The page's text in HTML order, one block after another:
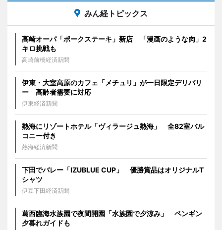
みん経トピックス
高崎オーパ「ポークステーキ」新店 「漫画のような肉」2
キロ挑戦も
高崎前橋経済新聞
伊東・大室高原のカフェ「メチュリ」が一日限定デリバリ
ー 高齢者需要に対応
伊東経済新聞
熱海にリゾートホテル「ヴィラージュ熱海」 全82室バル
コニー付き
熱海経済新聞
下田でバレー「IZUBLUE CUP」 優勝賞品はオリジナルT
シャツ
伊豆下田経済新聞
葛西臨海水族園で夜間開園「水族園で夕涼み」 ペンギン
夕暮れガイドも